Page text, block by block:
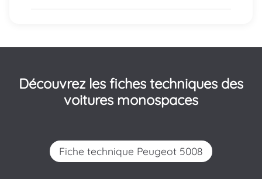
Découvrez les fiches techniques des
voitures monospaces
Fiche technique Peugeot 5008